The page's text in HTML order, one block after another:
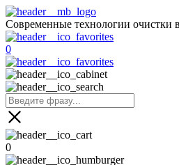
Современные технологии очистки
0
0